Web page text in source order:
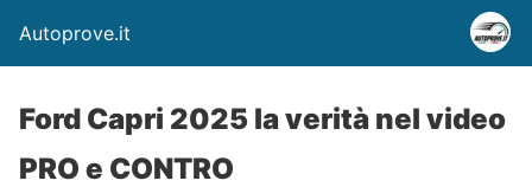
Autoprove.it
Ford Capri 2025 la verità nel video
PRO e CONTRO